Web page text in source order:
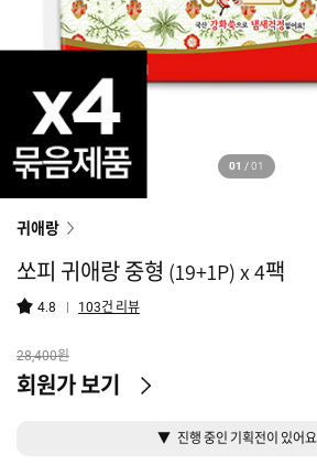
01 /01
귀애랑
쏘피 귀애랑 중형 (19+1P) x 4팩
4.8 103건 리뷰
28,400원
회원가 보기
▼ 진행 중인 기획전이 있어